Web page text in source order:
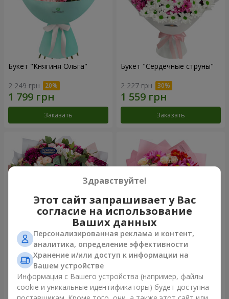
Букет "Княгиня Ольга"
2 249 грн
Заказать
Букет "Сердечные струны"
2 227 грн
Заказать
Букет "Все для тебя...!"
4 949 грн
Заказать
Букет "Нежная любовь"
Заказать
Здравствуйте!
Этот сайт запрашивает у Вас
согласие на использование
Ваших данных
Персонализированная реклама и контент,
аналитика, определение эффективности
Хранение и/или доступ к информации на
Вашем устройстве
Информация с Вашего устройства (например, файлы
cookie и уникальные идентификаторы) будет доступна